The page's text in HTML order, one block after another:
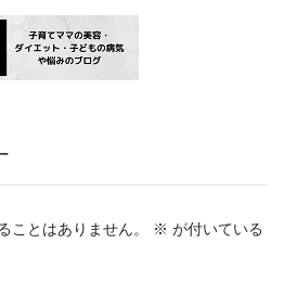
ことはありません。 ※ が付いている